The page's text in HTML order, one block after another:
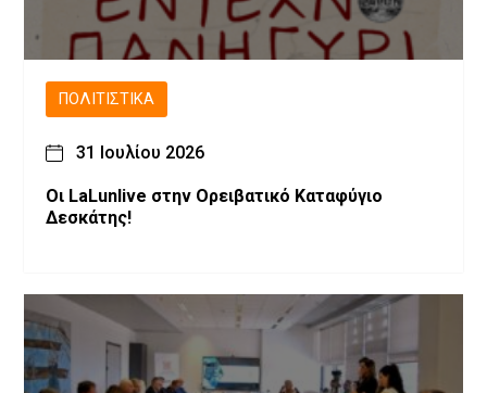
ΠΟΛΙΤΙΣΤΙΚΆ
31 Ιουλίου 2026
Οι LaLunlive στην Ορειβατικό Καταφύγιο
Δεσκάτης!